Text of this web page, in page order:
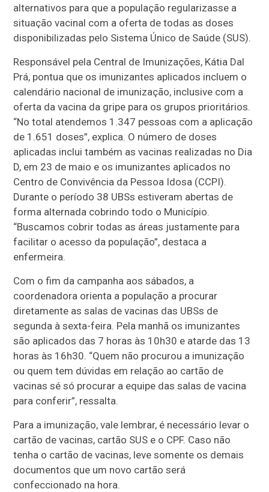
alternativos para que a população regularizasse a
situação vacinal com a oferta de todas as doses
disponibilizadas pelo Sistema Único de Saúde (SUS).
Responsável pela Central de Imunizações, Kátia Dal
Prá, pontua que os imunizantes aplicados incluem o
calendário nacional de imunização, inclusive com a
oferta da vacina da gripe para os grupos prioritários.
“No total atendemos 1.347 pessoas com a aplicação
de 1.651 doses”, explica. O número de doses
aplicadas inclui também as vacinas realizadas no Dia
D, em 23 de maio e os imunizantes aplicados no
Centro de Convivência da Pessoa Idosa (CCPI).
Durante o período 38 UBSs estiveram abertas de
forma alternada cobrindo todo o Município.
“Buscamos cobrir todas as áreas justamente para
facilitar o acesso da população”, destaca a
enfermeira.
Com o fim da campanha aos sábados, a
coordenadora orienta a população a procurar
diretamente as salas de vacinas das UBSs de
segunda à sexta-feira. Pela manhã os imunizantes
são aplicados das 7 horas às 10h30 e atarde das 13
horas às 16h30. “Quem não procurou a imunização
ou quem tem dúvidas em relação ao cartão de
vacinas sé só procurar a equipe das salas de vacina
para conferir”, ressalta.
Para a imunização, vale lembrar, é necessário levar o
cartão de vacinas, cartão SUS e o CPF. Caso não
tenha o cartão de vacinas, leve somente os demais
documentos que um novo cartão será
confeccionado na hora.